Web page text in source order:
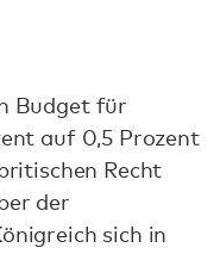
Budget für
auf 0,5 Prozent
Recht
der
sich in